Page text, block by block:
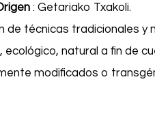
: Getariako Txakoli.
de técnicas tradicionales y
ecológico, natural a fin de
modificados o